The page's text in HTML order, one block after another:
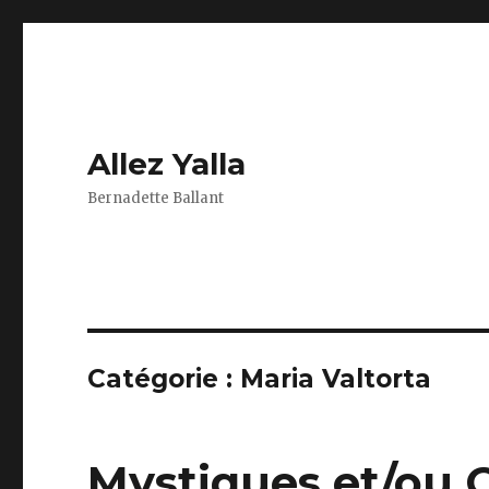
Allez Yalla
Bernadette Ballant
Catégorie : Maria Valtorta